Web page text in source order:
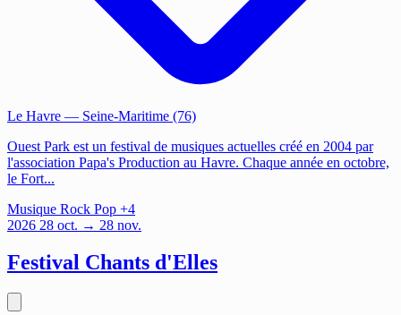
Le Havre — Seine-Maritime (76)
Ouest Park est un festival de musiques actuelles créé en 2004 par
l'association Papa's Production au Havre. Chaque année en octobre,
le Fort...
Musique Rock Pop +4
2026 28 oct. → 28 nov.
Festival Chants d'Elles